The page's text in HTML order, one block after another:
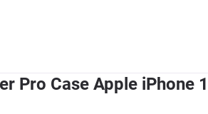
Pro Case Apple